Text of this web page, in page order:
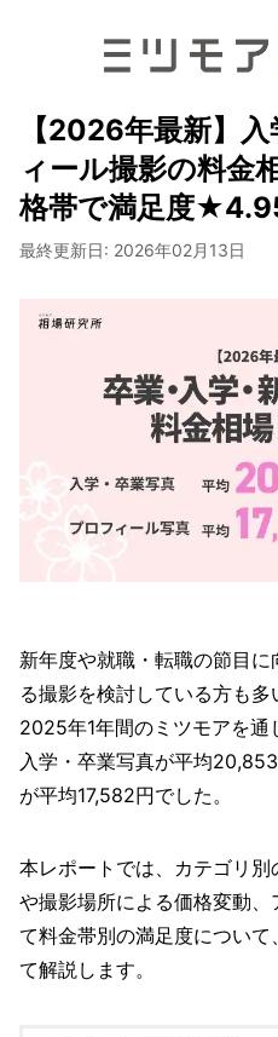
【2026年最新】
ィール撮影の料金
格帯で満足度
最終更新日: 2026年02月13日
新年度や就職・転職の節目
る撮影を検討している方も多
2025年1年間のミツモアを通
入学・卒業写真が平均
が平均17,582円でした。
本レポートでは、カテゴリ
や撮影場所による価格変動
て料金帯別の満足度につい
て解説します。